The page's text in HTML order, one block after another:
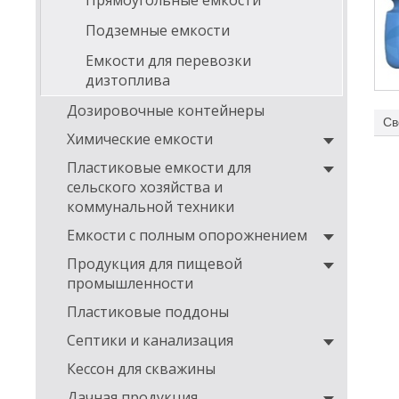
Подземные емкости
Емкости для перевозки
дизтоплива
Дозировочные контейнеры
Химические емкости
Пластиковые емкости для
сельского хозяйства и
коммунальной техники
Емкости с полным опорожнением
Продукция для пищевой
промышленности
Пластиковые поддоны
Септики и канализация
Кессон для скважины
О-